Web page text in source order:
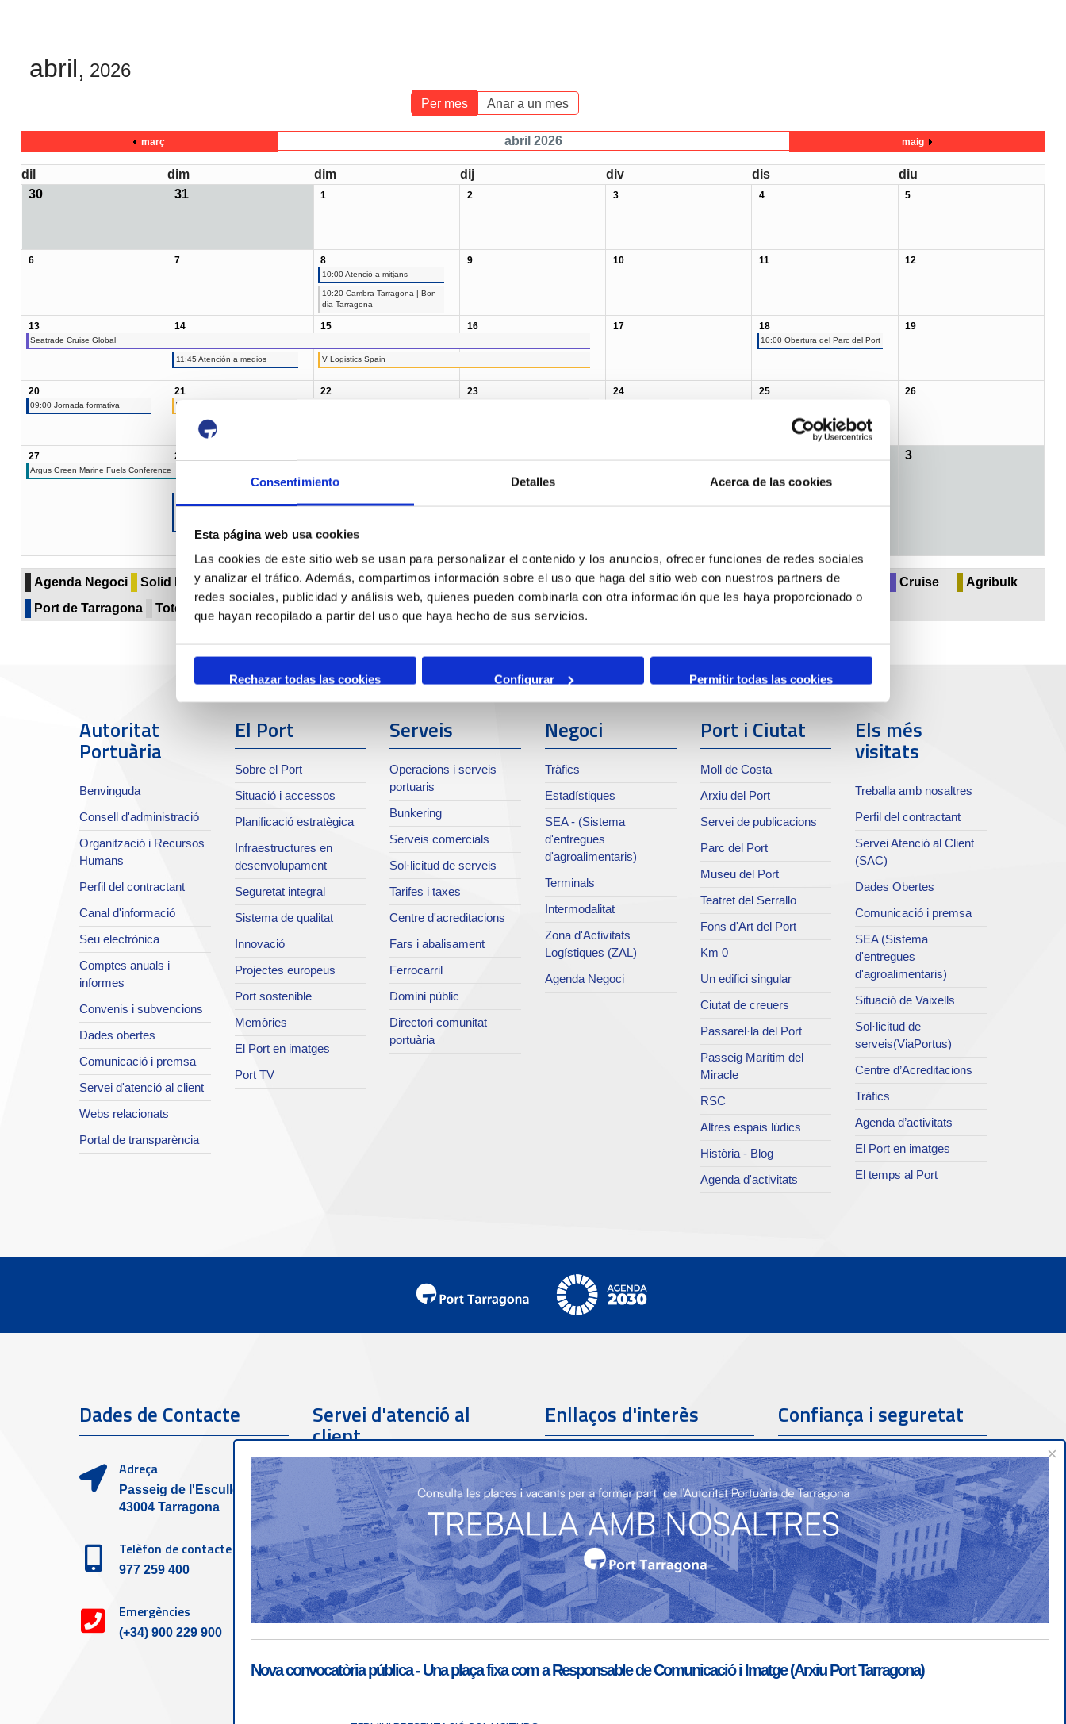
Consentimiento Detalles Acerca de las cookies
Esta página web usa cookies
Las cookies de este sitio web se usan para personalizar el contenido y los anuncios, ofrecer funciones de redes sociales
y analizar el tráfico. Además, compartimos información sobre el uso que haga del sitio web con nuestros partners de
redes sociales, publicidad y análisis web, quienes pueden combinarla con otra información que les haya proporcionado o
que hayan recopilado a partir del uso que haya hecho de sus servicios.
Rechazar todas las cookies Configurar Permitir todas las cookies
abril, 2026
Per mes Anar a un mes
març abril 2026 maig
dil dim dim dij div dis
diu
30
31 1 2 3 4 5
6 7 8 9 10 11 12
10:00 Atenció a mitjans
10:20 Cambra Tarragona | Bon
dia Tarragona
13 14 15 16 17 18 19
Seatrade Cruise Global 10:00 Obertura del Parc del Port
11:45 Atención a medios V Logistics Spain
20 21 22 23 24 25 26
09:00 Jornada formativa WindEurope
27 28 3
Argus Green Marine Fuels Conference
'Port Tarragona: motor
Agenda Negoci Solid bulk Liquid bulk Paper & pulp forest Breakbulk & Project cargo Containers Fruits & perishables Multipurpose Cruise
Agribulk
Port de Tarragona
Totes les categories...
Autoritat
Portuària
Benvinguda
Consell d'administració
Organització i Recursos
Humans
Perfil del contractant
Canal d'informació
Seu electrònica
Comptes anuals i
informes
Convenis i subvencions
Dades obertes
Comunicació i premsa
Servei d'atenció al client
Webs relacionats
Portal de transparència
El Port
Sobre el Port
Situació i accessos
Planificació estratègica
Infraestructures en
desenvolupament
Seguretat integral
Sistema de qualitat
Innovació
Projectes europeus
Port sostenible
Memòries
El Port en imatges
Port TV
Serveis
Operacions i serveis
portuaris
Bunkering
Serveis comercials
Sol·licitud de serveis
Tarifes i taxes
Centre d'acreditacions
Fars i abalisament
Ferrocarril
Domini públic
Directori comunitat
portuària
Negoci
Tràfics
Estadístiques
SEA - (Sistema
d'entregues
d'agroalimentaris)
Terminals
Intermodalitat
Zona d'Activitats
Logístiques (ZAL)
Agenda Negoci
Port i Ciutat
Moll de Costa
Arxiu del Port
Servei de publicacions
Parc del Port
Museu del Port
Teatret del Serrallo
Fons d'Art del Port
Km 0
Un edifici singular
Ciutat de creuers
Passarel·la del Port
Passeig Marítim del
Miracle
RSC
Altres espais lúdics
Història - Blog
Agenda d'activitats
Els més
visitats
Treballa amb nosaltres
Perfil del contractant
Servei Atenció al Client
(SAC)
Dades Obertes
Comunicació i premsa
SEA (Sistema
d'entregues
d'agroalimentaris)
Situació de Vaixells
Sol·licitud de
serveis(ViaPortus)
Centre d’Acreditacions
Tràfics
Agenda d’activitats
El Port en imatges
El temps al Port
Dades de Contacte
Adreça
Passeig de l'Escullera s/n,
43004 Tarragona
Telèfon de contacte
977 259 400
Emergències
(+34) 900 229 900
Servei d'atenció al
client
Telèfon de contacte
977 259 462
Email de contacte
sac@porttarragona.cat
Informació SAC
Accès a SAC ( Servei
Enllaços d'interès
Partners
Confiança i seguretat
×
Nova convocatòria pública - Una plaça fixa com a Responsable de Comunicació i Imatge (Arxiu Port Tarragona)